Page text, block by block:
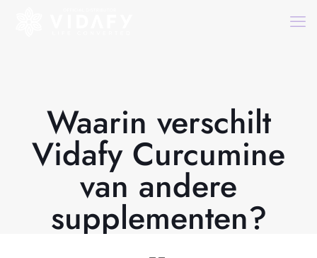
Waarin verschilt
Vidafy Curcumine
van andere
supplementen?